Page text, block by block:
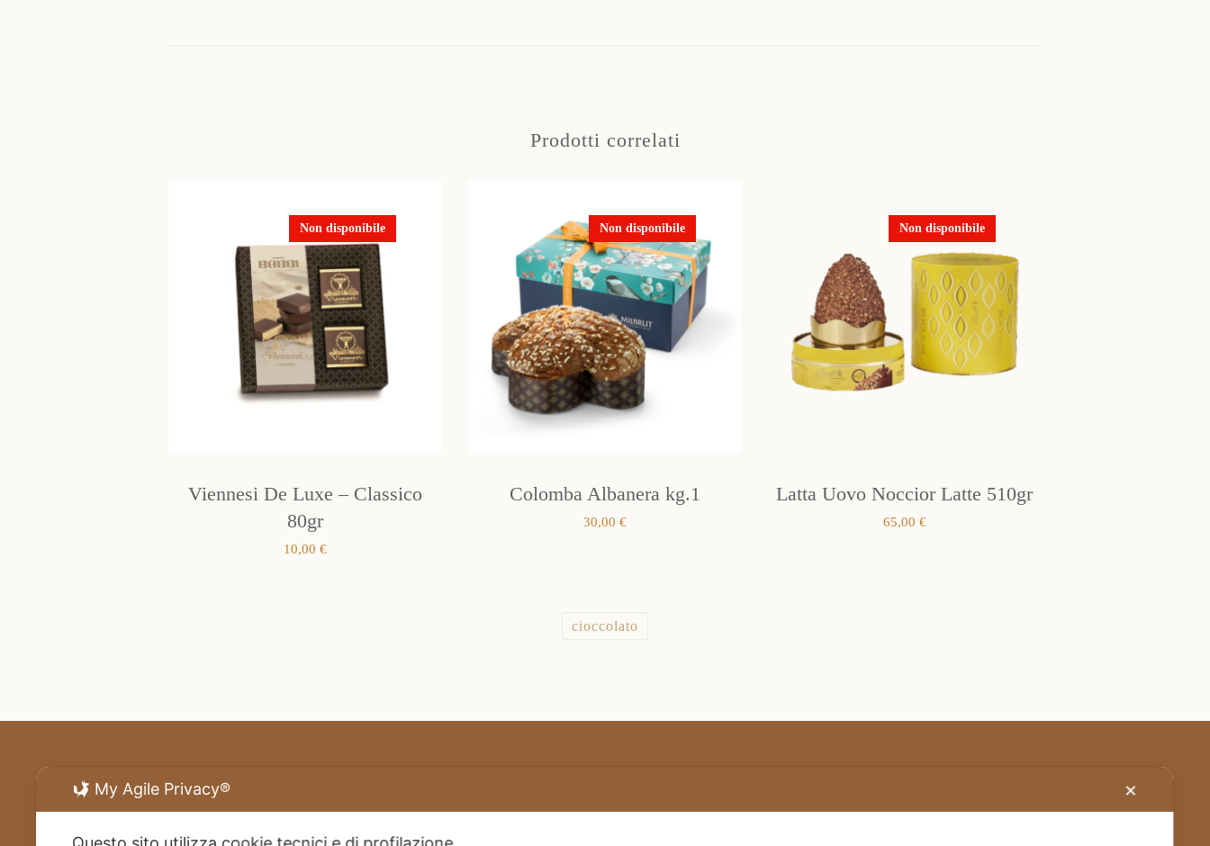
Prodotti correlati
Viennesi De Luxe – Classico
80gr
10,00 €
Non disponibile
Colomba Albanera kg.1
30,00 €
Non disponibile
Latta Uovo Noccior Latte 510gr
65,00 €
Non disponibile
cioccolato
Termini e condizioni generali di vendita
Famiglia c/da Cappuccini – Messer Rinaldo SS
My Agile Privacy® ✕